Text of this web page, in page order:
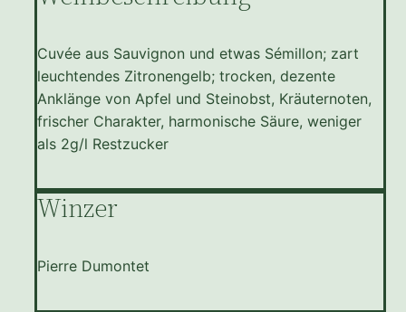
Cuvée aus Sauvignon und etwas Sémillon; zart
leuchtendes Zitronengelb; trocken, dezente
Anklänge von Apfel und Steinobst, Kräuternoten,
frischer Charakter, harmonische Säure, weniger
als 2g/l Restzucker
Winzer
Pierre Dumontet